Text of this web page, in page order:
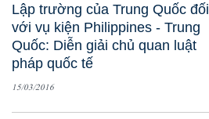
Lập trường của Trung Quốc đối
với vụ kiện Philippines - Trung
Quốc: Diễn giải chủ quan luật
pháp quốc tế
15/03/2016